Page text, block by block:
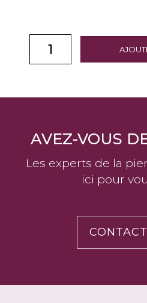
AVEZ-VOUS
Les experts de la
ici pour